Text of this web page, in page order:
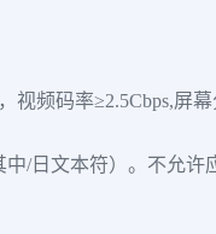
视频码率≥2.5Cbps,屏
/日文本符）。不允